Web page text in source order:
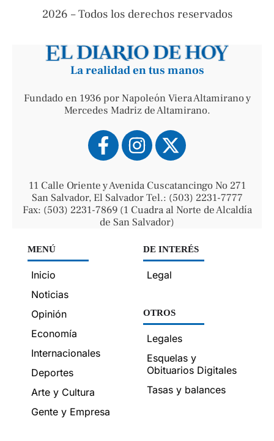
2026 – Todos los derechos reservados
La realidad en tus manos
Fundado en 1936 por Napoleón Viera Altamirano y
Mercedes Madriz de Altamirano.
11 Calle Oriente y Avenida Cuscatancingo No 271
San Salvador, El Salvador Tel.: (503) 2231-7777
Fax: (503) 2231-7869 (1 Cuadra al Norte de Alcaldía
de San Salvador)
MENÚ
Inicio
Noticias
Opinión
Economía
Internacionales
Deportes
Arte y Cultura
Gente y Empresa
DE INTERÉS
Legal
OTROS
Legales
Esquelas y
Obituarios Digitales
Tasas y balances